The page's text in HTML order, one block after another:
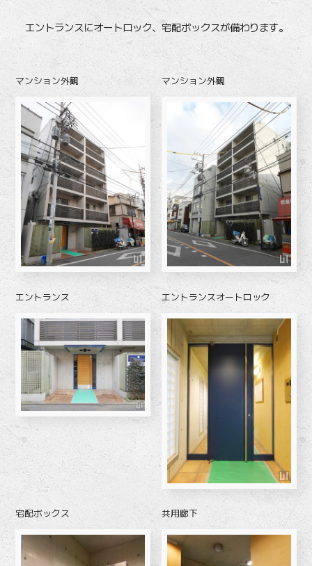
エントランスにオートロック、宅配ボックスが備わります。
マンション外観 マンション外観
エントランス エントランスオートロック
宅配ボックス 共用廊下